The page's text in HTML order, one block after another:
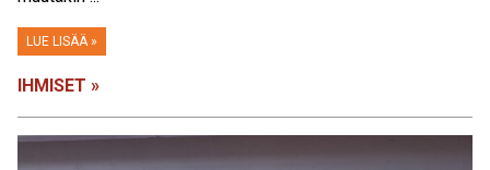
LUE LISÄÄ »
IHMISET »